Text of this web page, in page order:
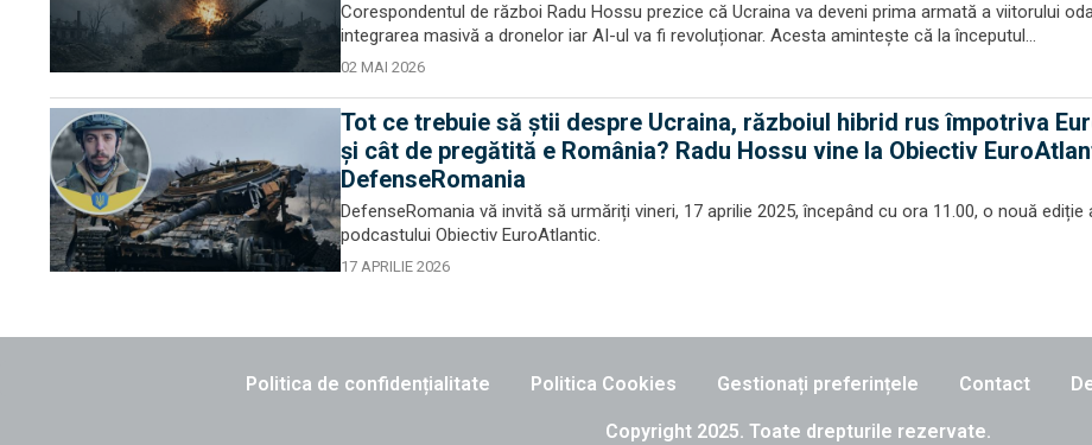
Corespondentul de război Radu Hossu prezice că Ucraina va deveni prima armată a viitorului
integrarea masivă a dronelor iar AI-ul va fi revoluționar. Acesta amintește că la începutul...
02 MAI 2026
Tot ce trebuie să știi despre Ucraina, războiul hibrid rus împotriva
și cât de pregătită e România? Radu Hossu vine la Obiectiv
DefenseRomania
DefenseRomania vă invită să urmăriți vineri, 17 aprilie 2025, începând cu ora 11.00, o nouă ediție
podcastului Obiectiv EuroAtlantic.
17 APRILIE 2026
Politica de confidențialitate Politica Cookies Gestionați preferințele Contact
Copyright 2025. Toate drepturile rezervate.